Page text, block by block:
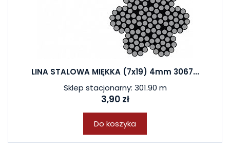
LINA STALOWA MIĘKKA (7x19) 4mm 3067...
Sklep stacjonarny: 301.90 m
3,90 zł
Do koszyka